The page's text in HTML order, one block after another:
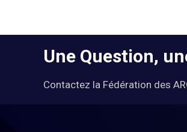
Une Question,
Contactez la Fédération des